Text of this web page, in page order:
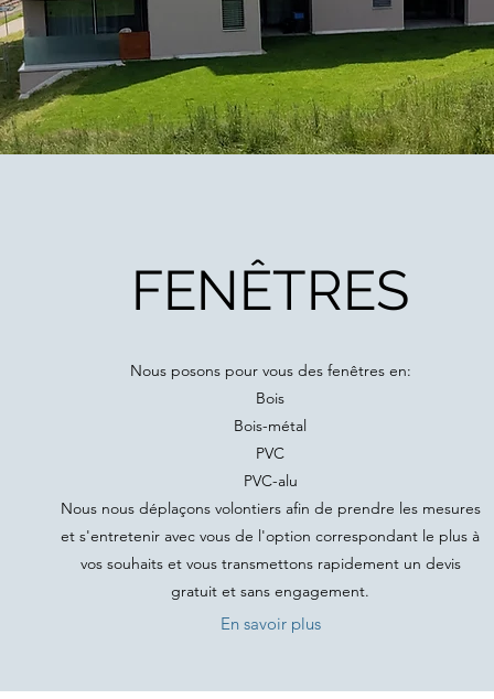
FENÊTRES
Nous posons pour vous des fenêtres en:
Bois
Bois-métal
PVC
PVC-alu
Nous nous déplaçons volontiers afin de prendre les mesures
et s'entretenir avec vous de l'option correspondant le plus à
vos souhaits et vous transmettons rapidement un devis
gratuit et sans engagement.
En savoir plus